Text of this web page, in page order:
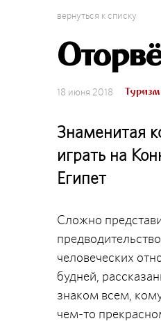
вернуться к списку
18 июня 2018 Туризм
Знаменитая
играть на
Египет
Сложно
человеческих
будней,
знаком всем,
чем-то